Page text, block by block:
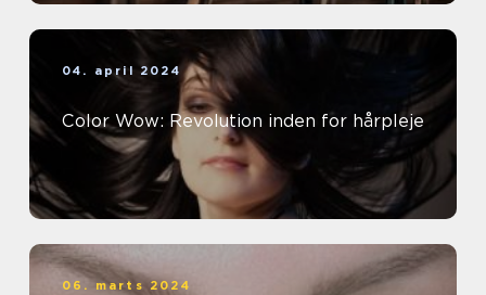
04. april 2024
Color Wow: Revolution inden for hårpleje
06. marts 2024